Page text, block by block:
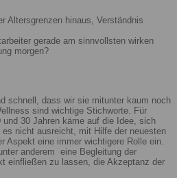
Altersgrenzen hinaus, Verständnis
gerade am sinnvollsten wirken
morgen?
schnell, dass wir sie mitunter kaum noch
sind wichtige Stichworte. Für
30 Jahren käme auf die Idee, sich
nicht ausreicht, mit Hilfe der neuesten
Aspekt eine immer wichtigere Rolle ein.
anderem eine Begleitung der
einfließen zu lassen, die Akzeptanz der